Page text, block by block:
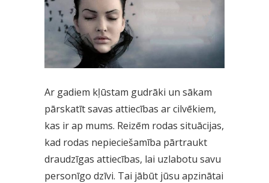
Ar gadiem kļūstam gudrāki un sākam
pārskatīt savas attiecības ar cilvēkiem,
kas ir ap mums. Reizēm rodas situācijas,
kad rodas nepieciešamība pārtraukt
draudzīgas attiecības, lai uzlabotu savu
personīgo dzīvi. Tai jābūt jūsu apzinātai